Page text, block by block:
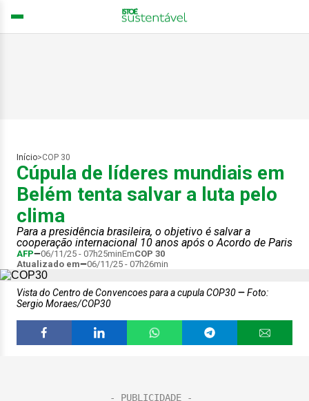
Início>COP 30
Cúpula de líderes mundiais em
Belém tenta salvar a luta pelo
clima
Para a presidência brasileira, o objetivo é salvar a
cooperação internacional 10 anos após o Acordo de Paris
AFP 06/11/25 - 07h25minEmCOP 30
Atualizado em
06/11/25 - 07h26min
Vista do Centro de Convencoes para a cupula COP30
Foto:
Sergio Moraes/COP30